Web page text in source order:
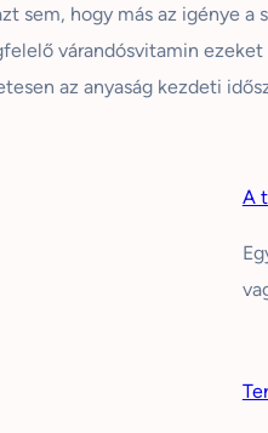
sem, hogy más az igénye a
várandósvitamin
az anyaság kezdeti
A